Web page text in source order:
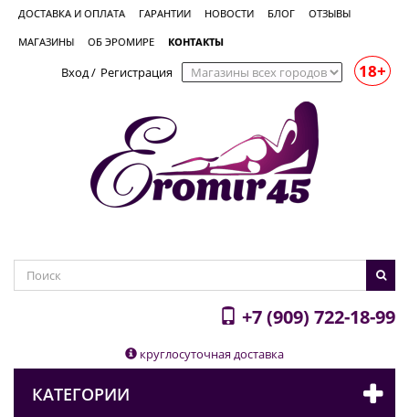
ДОСТАВКА И ОПЛАТА ГАРАНТИИ НОВОСТИ БЛОГ ОТЗЫВЫ
МАГАЗИНЫ ОБ ЭРОМИРЕ КОНТАКТЫ
Вход/ Регистрация 18+
+7 (909) 722-18-99
круглосуточная доставка
КАТЕГОРИИ